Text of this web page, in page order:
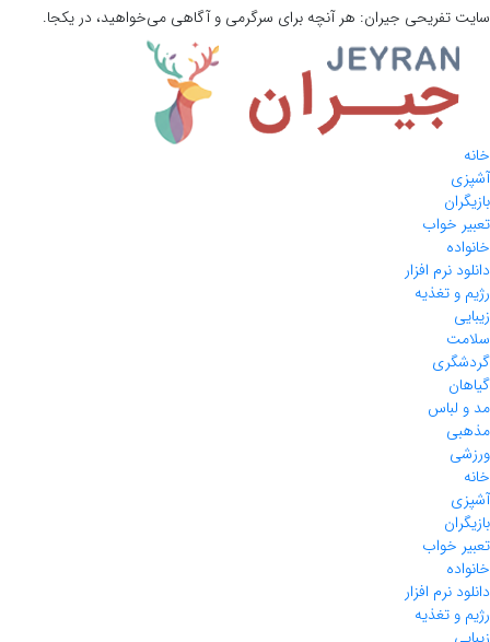
سایت تفریحی جیران: هر آنچه برای سرگرمی و آگاهی می‌خواهید، در یکجا.
خانه
آشپزی
بازیگران
تعبیر خواب
خانواده
دانلود نرم افزار
رژیم و تغذیه
زیبایی
سلامت
گردشگری
گیاهان
مد و لباس
مذهبی
ورزشی
خانه
آشپزی
بازیگران
تعبیر خواب
خانواده
دانلود نرم افزار
رژیم و تغذیه